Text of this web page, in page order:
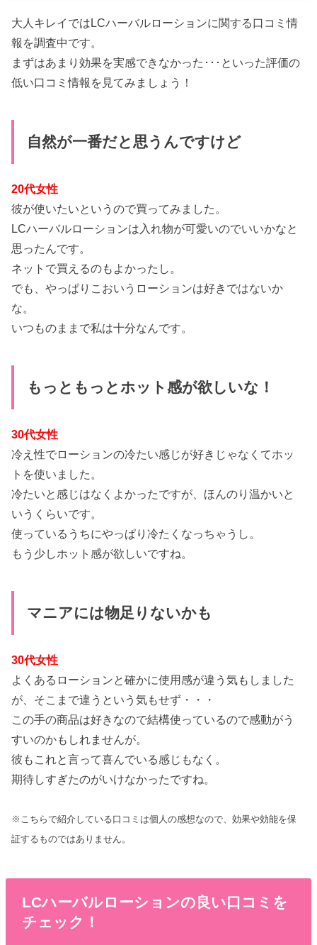
大人キレイではLCハーバルローションに関する口コミ情
報を調査中です。
まずはあまり効果を実感できなかった･･･といった評価の
低い口コミ情報を見てみましょう！
自然が一番だと思うんですけど
20代女性
彼が使いたいというので買ってみました。
LCハーバルローションは入れ物が可愛いのでいいかなと
思ったんです。
ネットで買えるのもよかったし。
でも、やっぱりこおいうローションは好きではないか
な。
いつものままで私は十分なんです。
もっともっとホット感が欲しいな！
30代女性
冷え性でローションの冷たい感じが好きじゃなくてホッ
トを使いました。
冷たいと感じはなくよかったですが、ほんのり温かいと
いうくらいです。
使っているうちにやっぱり冷たくなっちゃうし。
もう少しホット感が欲しいですね。
マニアには物足りないかも
30代女性
よくあるローションと確かに使用感が違う気もしました
が、そこまで違うという気もせず・・・
この手の商品は好きなので結構使っているので感動がう
すいのかもしれませんが。
彼もこれと言って喜んでいる感じもなく。
期待しすぎたのがいけなかったですね。
※こちらで紹介している口コミは個人の感想なので、効果や効能を保
証するものではありません。
LCハーバルローションの良い口コミを
チェック！